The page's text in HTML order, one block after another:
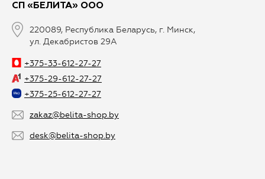
СП «БЕЛИТА» ООО
220089, Республика Беларусь, г. Минск,
ул. Декабристов 29А
+375-33-612-27-27
+375-29-612-27-27
+375-25-612-27-27
zakaz@belita-shop.by
desk@belita-shop.by